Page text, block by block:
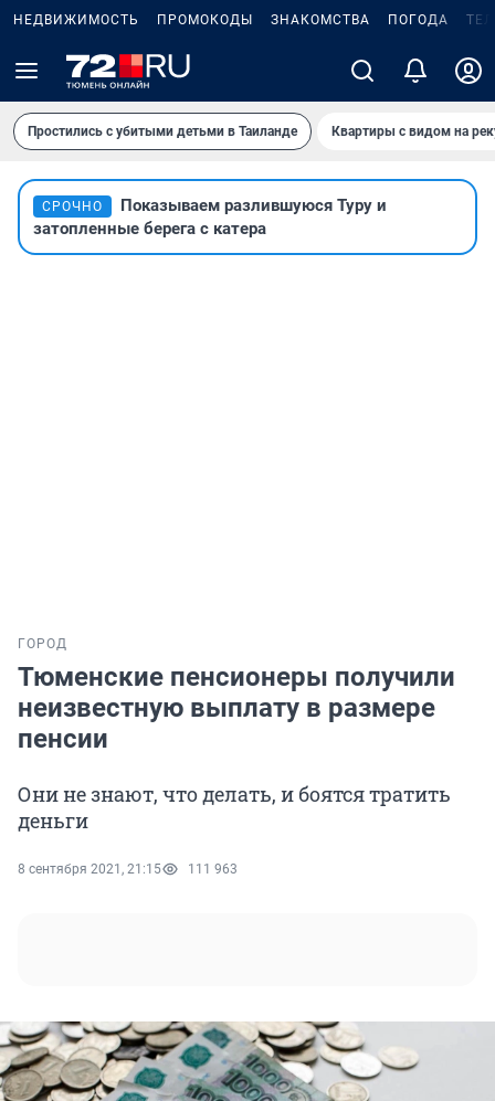
НЕДВИЖИМОСТЬ ПРОМОКОДЫ ЗНАКОМСТВА ПОГОДА
Простились с убитыми детьми в Таиланде Квартиры с видом на
СРОЧНО
Показываем разлившуюся Туру и
затопленные берега с катера
ГОРОД
Тюменские пенсионеры получили
неизвестную выплату в размере
пенсии
Они не знают, что делать, и боятся тратить
деньги
8 сентября 2021, 21:15 111 963